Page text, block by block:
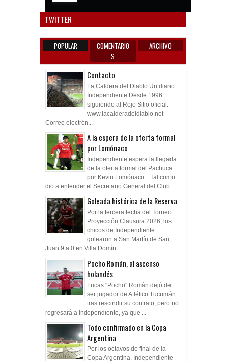
TWITTER
POPULAR
COMENTARIO
S
ARCHIVO
Contacto
La Caldera del Diablo Un diario
Independiente Desde 1996
siguiendo al Rojo Sitio oficial:
www.lacalderadeldiablo.net
Correo electrón...
A la espera de la oferta formal
por Lomónaco
Independiente espera la llegada
de la oferta formal del Pachuca
por Kevin Lomónaco . Tal como
dio a entender el Secretario General del Club...
Goleada histórica de la Reserva
Por la tercera fecha del Torneo
Proyección Clausura 2026, los
chicos de Independiente
golearon a San Martín de San
Juan 9 a 0 en Villa Domín...
Pocho Román, al ascenso
holandés
Lucas "Pocho" Román dejó de
ser jugador de Atlético Tucumán
tras rescindir su contrato, pero no
regresará a Independiente, ya que ...
Todo confirmado en la Copa
Argentina
Por los octavos de final de la
Copa Argentina, Independiente